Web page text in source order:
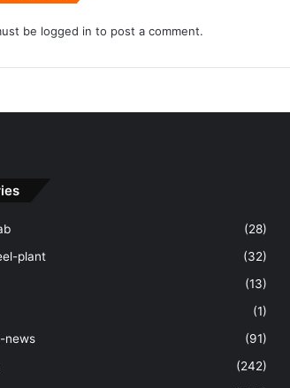
be logged in to post a comment.
(28)
plant
(32)
(13)
(1)
news
(91)
(242)